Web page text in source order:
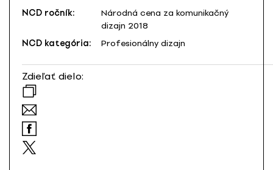
NCD ročník:
Národná cena za komunikačný
dizajn 2018
NCD kategória:
Profesionálny dizajn
Zdieľať dielo: